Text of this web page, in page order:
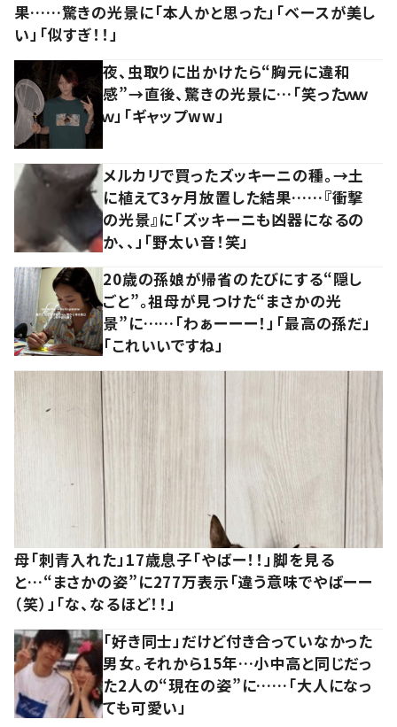
果……驚きの光景に「本人かと思った」「ベースが美し
い」「似すぎ！！」
夜、虫取りに出かけたら“胸元に違和
感”→直後、驚きの光景に…「笑ったｗｗ
ｗ」「ギャップww」
メルカリで買ったズッキーニの種。→土
に植えて3ヶ月放置した結果……『衝撃
の光景』に「ズッキーニも凶器になるの
か、、」「野太い音！笑」
20歳の孫娘が帰省のたびにする“隠し
ごと”。祖母が見つけた“まさかの光
景”に……「わぁーーー！」「最高の孫だ」
「これいいですね」
母「刺青入れた」17歳息子「やばー！！」脚を見る
と…“まさかの姿”に277万表示「違う意味でやばーー
（笑）」「な、なるほど！！」
「好き同士」だけど付き合っていなかった
男女。それから15年…小中高と同じだっ
た2人の“現在の姿”に……「大人になっ
ても可愛い」